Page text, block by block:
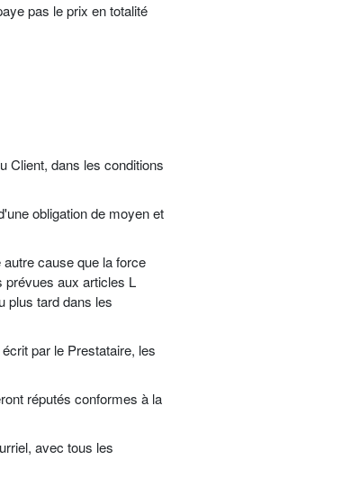
pas le prix en totalité
Client, dans les conditions
obligation de moyen et
cause que la force
prévues aux articles L
plus tard dans les
par le Prestataire, les
réputés conformes à la
avec tous les